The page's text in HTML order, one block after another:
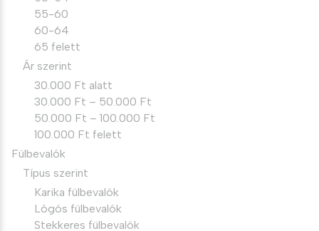
55-60
60-64
65 felett
Ár szerint
30.000 Ft alatt
30.000 Ft – 50.000 Ft
50.000 Ft – 100.000 Ft
100.000 Ft felett
Fülbevalók
Típus szerint
Karika fülbevalók
Lógós fülbevalók
Stekkeres fülbevalók